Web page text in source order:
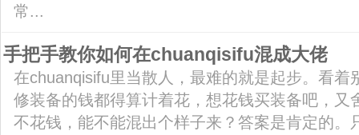
常...
手把手教你如何在chuanqisifu混成大佬
在chuanqisifu里当散人，最难的就是起步。看着
修装备的钱都得算计着花，想花钱买装备吧，又
不花钱，能不能混出个样子来？答案是肯定的。